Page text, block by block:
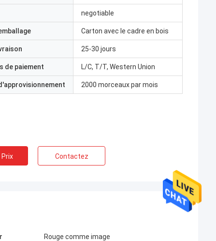
negotiable
Carton avec le cadre en bois
25-30 jours
de paiement L/C, T/T, Western Union
2000 morceaux par mois
Prix Contactez
Rouge comme image